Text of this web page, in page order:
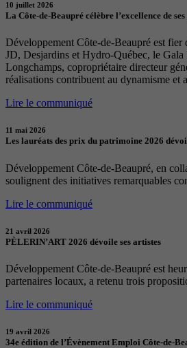
10 juillet 2026
La Côte-de-Beaupré célèbre l’excellence de
Développement Côte-de-Beaupré est fier
JD, Desjardins et Hydro-Québec, le Gala
Longchamps, copropriétaire directeur
réalisations contribuent au dynamisme et
Lire le communiqué
11 mai 2026
Les lauréats des prix du patrimoine 2026
Développement Côte-de-Beaupré, en
soulignent des initiatives remarquables
Lire le communiqué
21 avril 2026
PÈLERIN’ART 2026 dévoile ses artistes
Développement Côte-de-Beaupré est
partenaires locaux, a retenu trois
Lire le communiqué
19 avril 2026
34e édition de l’Évènement Emploi Côte-de-